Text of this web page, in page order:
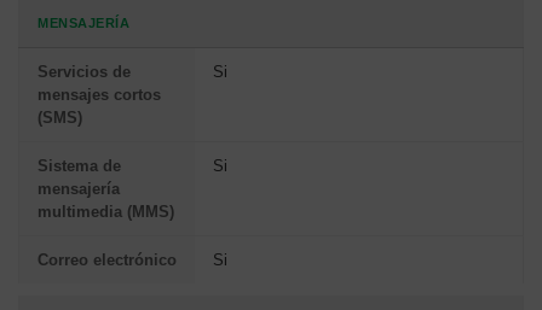
MENSAJERÍA
Servicios de
mensajes cortos
(SMS)
Si
Sistema de
mensajería
multimedia (MMS)
Si
Correo electrónico Si